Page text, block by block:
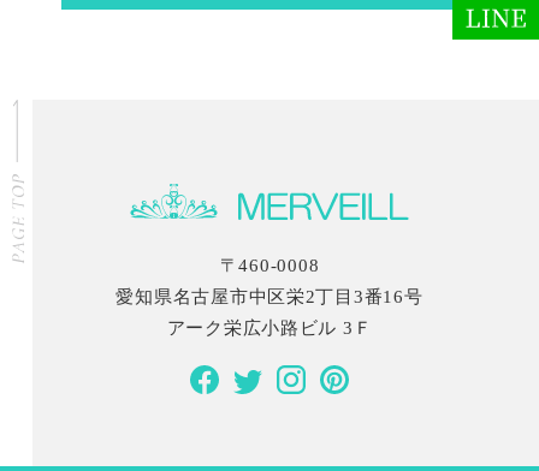
〒460-0008
愛知県名古屋市中区栄2丁目3番16号
アーク栄広小路ビル 3Ｆ